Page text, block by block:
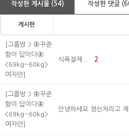
작성한 게시물 (54) 작성한 댓글
게시판
[그룹방 > 🦋꾸준
함이 답이다🦋
<69kg~60kg>
여자만]
식욕절제... 2
[그룹방 > 🦋꾸준
함이 답이다🦋
<69kg~60kg>
여자만]
안녕하세요 정신차리고 제